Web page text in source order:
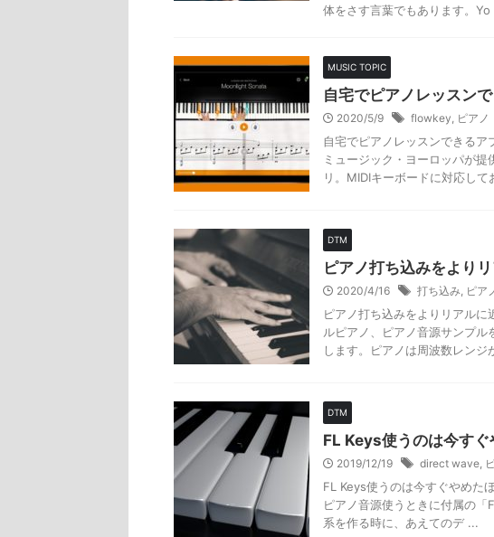
体をさす言葉でもあります。Yo
MUSIC TOPIC
自宅でピアノレッスン
2020/5/9 flowkey, ピアノ
自宅でピアノレッスンできる
ミュージック・ヨーロッパが
リ。MIDIキーボードに対応して
DTM
ピアノ打ち込みをより
2020/4/16 打ち込み, ピア
ピアノ打ち込みをよりリアル
ルピアノ、ピアノ音源サンプ
します。ピアノは周波数レン
DTM
FL Keys使うのは今すぐ
2019/12/19 direct wave,
FL Keys使うのは今すぐやめた
ピアノ音源使うときに付属の
系を作る時に、あえてのデ ...